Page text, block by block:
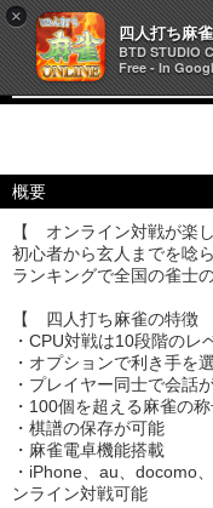
×
四人打ち麻雀
BTD STUDIO
Free - In
この
概要
【 オンライン対戦が楽
初心者から玄人までを唸
ランキングで全国の雀士
【 四人打ち麻雀の特徴
・CPU対戦は10段階のレ
・オプションで利き手を
・プレイヤー同士で会話
・100個を超える麻雀の称
・棋譜の保存が可能
・麻雀電卓機能搭載
・iPhone、au、docomo
ンライン対戦可能